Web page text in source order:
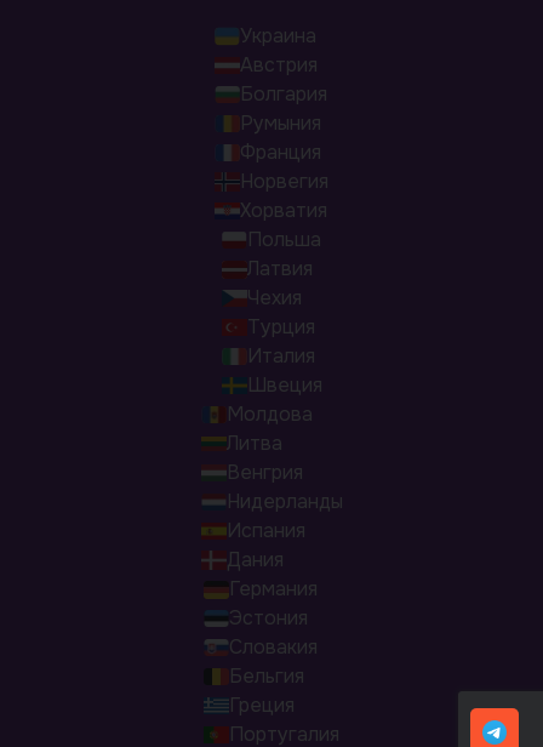
Украина
Австрия
Болгария
Румыния
Франция
Норвегия
Хорватия
Польша
Латвия
Чехия
Турция
Италия
Швеция
Молдова
Литва
Венгрия
Нидерланды
Испания
Дания
Германия
Эстония
Словакия
Бельгия
Греция
Португалия